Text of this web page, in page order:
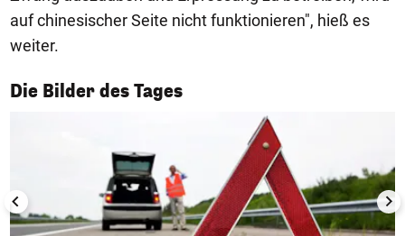
auf chinesischer Seite nicht funktionieren", hieß es
weiter.
Die Bilder des Tages
1/50